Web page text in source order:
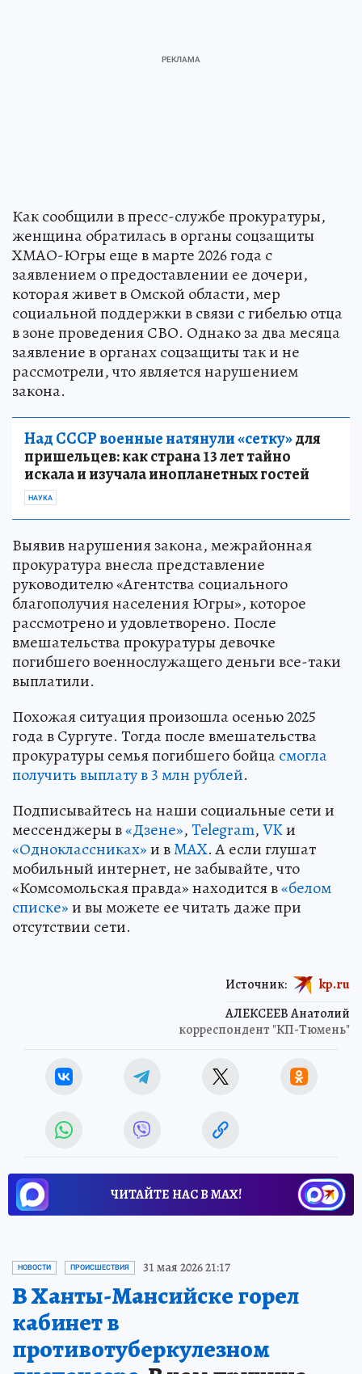
Как сообщили в пресс-службе прокуратуры,
женщина обратилась в органы соцзащиты
ХМАО-Югры еще в марте 2026 года с
заявлением о предоставлении ее дочери,
которая живет в Омской области, мер
социальной поддержки в связи с гибелью отца
в зоне проведения СВО. Однако за два месяца
заявление в органах соцзащиты так и не
рассмотрели, что является нарушением
закона.
Над СССР военные натянули «сетку»для
пришельцев: как страна 13 лет тайно
искала и изучала инопланетных гостей
НАУКА
Выявив нарушения закона, межрайонная
прокуратура внесла представление
руководителю «Агентства социального
благополучия населения Югры», которое
рассмотрено и удовлетворено. После
вмешательства прокуратуры девочке
погибшего военнослужащего деньги все-таки
выплатили.
Похожая ситуация произошла осенью 2025
года в Сургуте. Тогда после вмешательства
прокуратуры семья погибшего бойцасмогла
получить выплату в 3 млн рублей.
Подписывайтесь на наши социальные сети и
мессенджеры в«Дзене»,Telegram,VKи
«Одноклассниках»и вMAX. А если глушат
мобильный интернет, не забывайте, что
«Комсомольская правда» находится в«белом
списке»и вы можете ее читать даже при
отсутствии сети.
АЛЕКСЕЕВ Анатолий
корреспондент "КП-Тюмень"
Источник: kp.ru
ЧИТАЙТЕ НАС В МАХ!
НОВОСТИ ПРОИСШЕСТВИЯ 31 мая 2026 21:17
В Ханты-Мансийске горел
кабинет в
противотуберкулезном